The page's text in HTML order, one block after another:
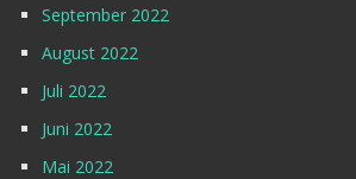
September 2022
August 2022
Juli 2022
Juni 2022
Mai 2022